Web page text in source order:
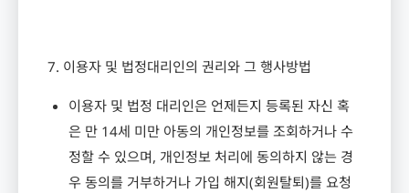
7. 이용자 및 법정대리인의 권리와 그 행사방법
이용자 및 법정 대리인은 언제든지 등록된 자신 혹
은 만 14세 미만 아동의 개인정보를 조회하거나 수
정할 수 있으며, 개인정보 처리에 동의하지 않는 경
우 동의를 거부하거나 가입 해지(회원탈퇴)를 요청